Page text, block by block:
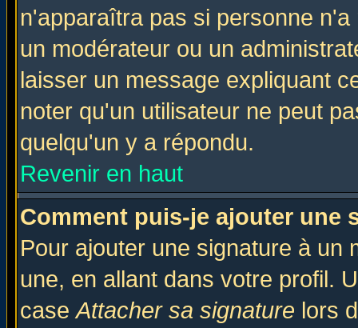
n'apparaîtra pas si personne
un modérateur ou un
laisser un message expliquant
noter qu'un utilisateur ne peut
quelqu'un y a répondu.
Revenir en haut
Comment puis-je ajouter une
Pour ajouter une signature à un
une, en allant dans votre profil.
caseAttacher sa signature lors